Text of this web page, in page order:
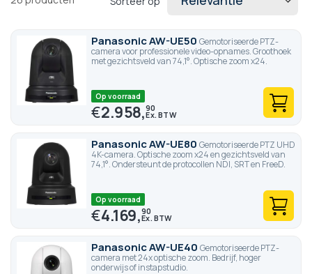
Panasonic AW-UE50 Gemotoriseerde PTZ-
camera voor professionele video-opnames. Groothoek
met gezichtsveld van 74,1°. Optische zoom x24.
Op voorraad
€2.958,90
Panasonic AW-UE80 Gemotoriseerde PTZ UHD
4K-camera. Optische zoom x24 en gezichtsveld van
74,1°. Ondersteunt de protocollen NDI, SRT en FreeD.
Op voorraad
€4.169,90
Panasonic AW-UE40 Gemotoriseerde PTZ-
camera met 24x optische zoom. Bedrijf, hoger
onderwijs of instapstudio.